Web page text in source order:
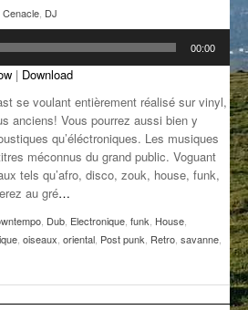
EN BOIS
Cenacle DJ
00:00
| Download
se voulant entièrement réalisé sur vinyl,
anciens! Vous pourrez aussi bien y
qu’éléctroniques. Les musiques
méconnus du grand public. Voguant
tels qu’afro, disco, zouk, house, funk,
au gré…
Dub Electronique funk House
oiseaux oriental Post punk Retro savanne